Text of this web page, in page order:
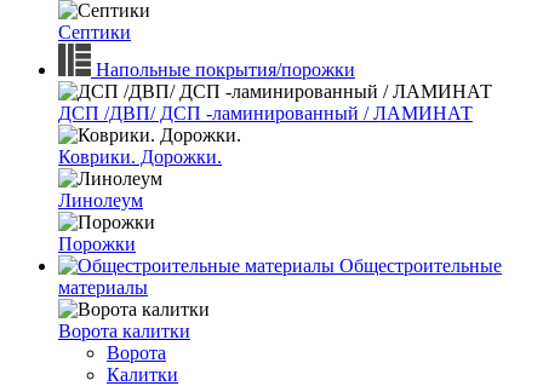
Септики
Напольные покрытия/порожки
ДСП /ДВП/ ДСП -ламинированный / ЛАМИНАТ
Коврики. Дорожки.
Линолеум
Порожки
Общестроительные
материалы
Ворота калитки
Ворота
Калитки